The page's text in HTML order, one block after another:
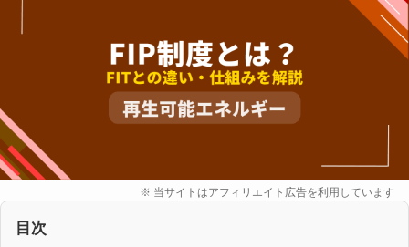
※ 当サイトはアフィリエイト広告を利用しています
目次